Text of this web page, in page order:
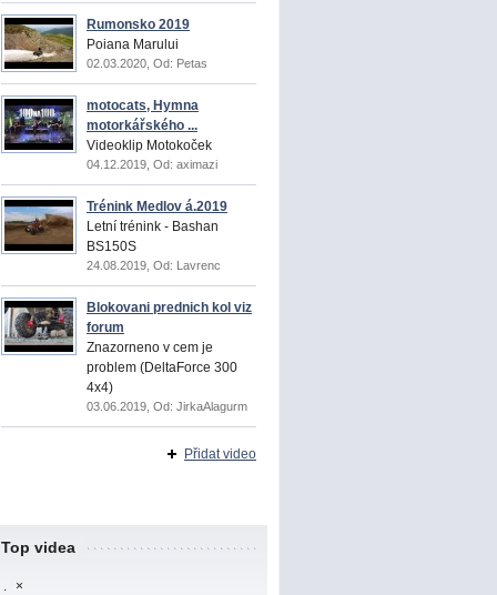
Rumonsko 2019
Poiana Marului
02.03.2020, Od: Petas
motocats, Hymna
motorkářského ...
Videoklip Motokoček
04.12.2019, Od: aximazi
Trénink Medlov á.2019
Letní trénink - Bashan
BS150S
24.08.2019, Od: Lavrenc
Blokovani prednich kol viz
forum
Znazorneno v cem je
problem (DeltaForce 300
4x4)
03.06.2019, Od: JirkaAlagurm
Přidat video
Top videa
. ×